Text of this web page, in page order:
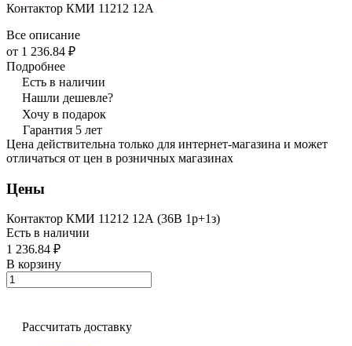
Контактор КМИ 11212 12А
Все описание
от 1 236.84 ₽
Подробнее
Есть в наличии
Нашли дешевле?
Хочу в подарок
Гарантия 5 лет
Цена действительна только для интернет-магазина и может
отличаться от цен в розничных магазинах
Цены
Контактор КМИ 11212 12А (36В 1р+1з)
Есть в наличии
1 236.84 ₽
В корзину
Рассчитать доставку